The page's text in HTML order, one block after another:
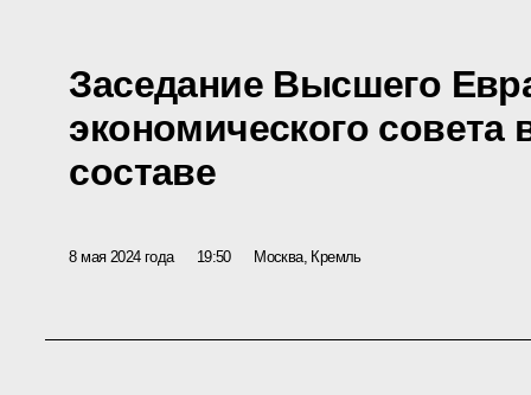
Заседание Высшего
экономического
составе
8 мая 2024 года 19:50 Москва, Кремль